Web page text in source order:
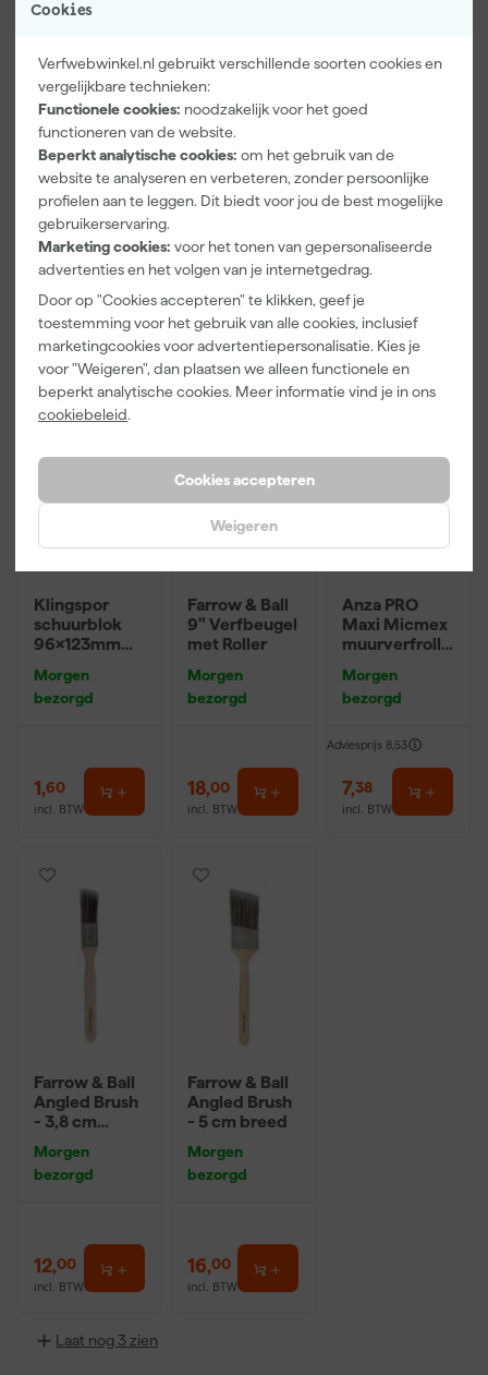
Cookies
Verfwebwinkel.nl gebruikt verschillende soorten cookies en
vergelijkbare technieken:
Functionele cookies: noodzakelijk voor het goed
functioneren van de website.
Beperkt analytische cookies: om het gebruik van de
website te analyseren en verbeteren, zonder persoonlijke
profielen aan te leggen. Dit biedt voor jou de best mogelijke
gebruikerservaring.
Marketing cookies: voor het tonen van gepersonaliseerde
advertenties en het volgen van je internetgedrag.
Door op "Cookies accepteren" te klikken, geef je
toestemming voor het gebruik van alle cookies, inclusief
marketingcookies voor advertentiepersonalisatie. Kies je
voor "Weigeren", dan plaatsen we alleen functionele en
beperkt analytische cookies. Meer informatie vind je in ons
cookiebeleid.
Cookies accepteren
Weigeren
Paintura
Lucamax
Washi tape -
50mx24mm
Morgen
bezorgd
Adviesprijs 6,00
3,99
incl. BTW
Farrow & Ball
F&B
Kleurenwaaie
r
Morgen
22,00
incl. BTW
And Go
12cm Roller -
0,5L + 5
Morgen
3,99
incl. BTW
Klingspor
schuurblok
96x123mm
Morgen
bezorgd
1,60
incl. BTW
Farrow & Ball
9" Verfbeugel
met Roller
Morgen
bezorgd
18,00
incl. BTW
Anza PRO
Maxi Micmex
muurverfrolle
Morgen
bezorgd
Adviesprijs 8,53
7,38
incl. BTW
Farrow & Ball
Angled Brush
- 3,8 cm
Morgen
bezorgd
12,00
incl. BTW
Farrow & Ball
Angled Brush
- 5 cm breed
Morgen
bezorgd
16,00
incl. BTW
Laat nog 3 zien